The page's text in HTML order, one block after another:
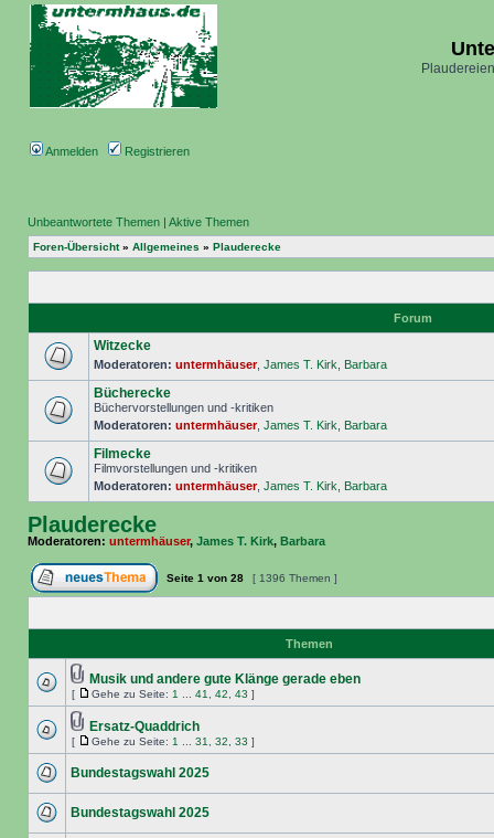
Anmelden Registrieren
Unbeantwortete Themen | Aktive Themen
Foren-Übersicht» Allgemeines » Plauderecke
Forum
Witzecke
Moderatoren: untermhäuser, James T. Kirk Barbara
Bücherecke
Büchervorstellungen und -kritiken
Moderatoren: untermhäuser, James T. Kirk Barbara
Filmecke
Filmvorstellungen und -kritiken
Moderatoren: untermhäuser, James T. Kirk Barbara
Plauderecke
Moderatoren: untermhäuser, James T. Kirk, Barbara
Seite 1 von 28 [ 1396 Themen ]
Themen
Musik und andere gute Klänge gerade eben
[ Gehe zu Seite: 1 41 42 43 ]
Ersatz-Quaddrich
[ Gehe zu Seite: 1 31 32 33 ]
Bundestagswahl 2025
Bundestagswahl 2025